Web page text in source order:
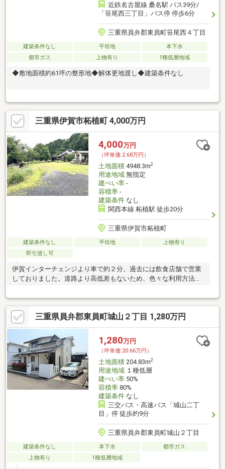
近鉄名古屋線 桑名駅 バス39分/
「笹尾西三丁目」バス停 停歩6分
三重県員弁郡東員町笹尾西４丁目
建築条件なし 平坦地
本下水
都市ガス
上物有り 1種低層地域
◆敷地面積約61坪の整形地◆解体更地渡し◆建築条件なし
三重県伊賀市柘植町 4,000万円
4,000万円
（坪単価:2.68万円）
土地面積4948.3m2
用途地域無指定
建ぺい率-
容積率-
建築条件なし
関西本線 柘植駅 徒歩20分
三重県伊賀市柘植町
建築条件なし 平坦地
上物有り
即引渡し可
伊賀インターチェンジより車で約２分。過去には飲食店舗で営業
しておりました。道路より高低差もないため、色々な利用方法を
三重県員弁郡東員町城山２丁目 1,280万円
1,280万円
（坪単価:20.66万円）
土地面積204.83m2
用途地域１種低層
建ぺい率50%
容積率80%
建築条件なし
三交バス・高速バス「城山二丁
目」停 徒歩約9分
三重県員弁郡東員町城山２丁目
建築条件なし 本下水
都市ガス
上物有り
1種低層地域